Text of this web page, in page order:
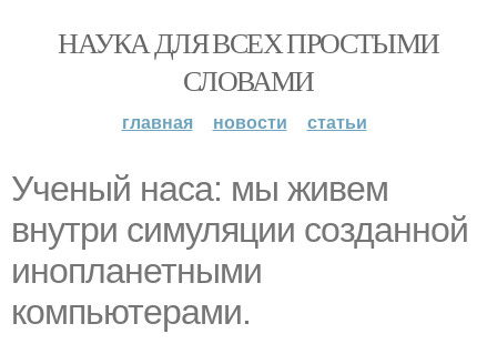
НАУКА ДЛЯ ВСЕХ ПРОСТЫМИ
СЛОВАМИ
главная новости статьи
Ученый наса: мы живем
внутри симуляции созданной
инопланетными
компьютерами.